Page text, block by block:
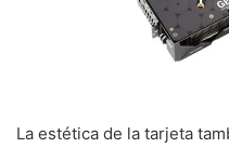
La estética de la tarjeta